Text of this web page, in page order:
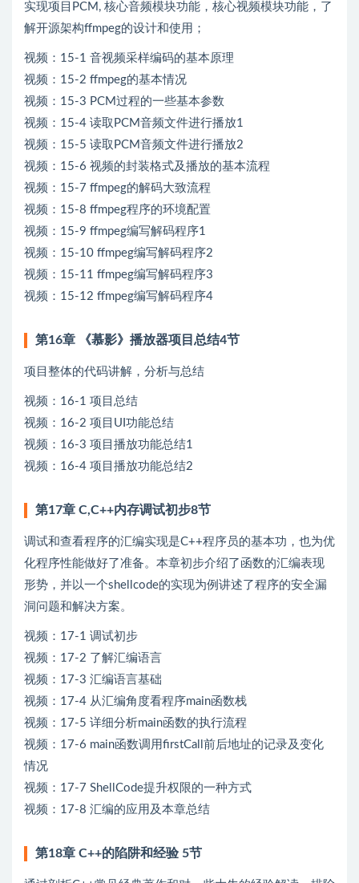
实现项目PCM, 核心音频模块功能，核心视频模块功能，了
解开源架构ffmpeg的设计和使用；
视频：15-1 音视频采样编码的基本原理
视频：15-2 ffmpeg的基本情况
视频：15-3 PCM过程的一些基本参数
视频：15-4 读取PCM音频文件进行播放1
视频：15-5 读取PCM音频文件进行播放2
视频：15-6 视频的封装格式及播放的基本流程
视频：15-7 ffmpeg的解码大致流程
视频：15-8 ffmpeg程序的环境配置
视频：15-9 ffmpeg编写解码程序1
视频：15-10 ffmpeg编写解码程序2
视频：15-11 ffmpeg编写解码程序3
视频：15-12 ffmpeg编写解码程序4
第16章 《慕影》播放器项目总结4节
项目整体的代码讲解，分析与总结
视频：16-1 项目总结
视频：16-2 项目UI功能总结
视频：16-3 项目播放功能总结1
视频：16-4 项目播放功能总结2
第17章 C,C++内存调试初步8节
调试和查看程序的汇编实现是C++程序员的基本功，也为优
化程序性能做好了准备。本章初步介绍了函数的汇编表现
形势，并以一个shellcode的实现为例讲述了程序的安全漏
洞问题和解决方案。
视频：17-1 调试初步
视频：17-2 了解汇编语言
视频：17-3 汇编语言基础
视频：17-4 从汇编角度看程序main函数栈
视频：17-5 详细分析main函数的执行流程
视频：17-6 main函数调用firstCall前后地址的记录及变化
情况
视频：17-7 ShellCode提升权限的一种方式
视频：17-8 汇编的应用及本章总结
第18章 C++的陷阱和经验 5节